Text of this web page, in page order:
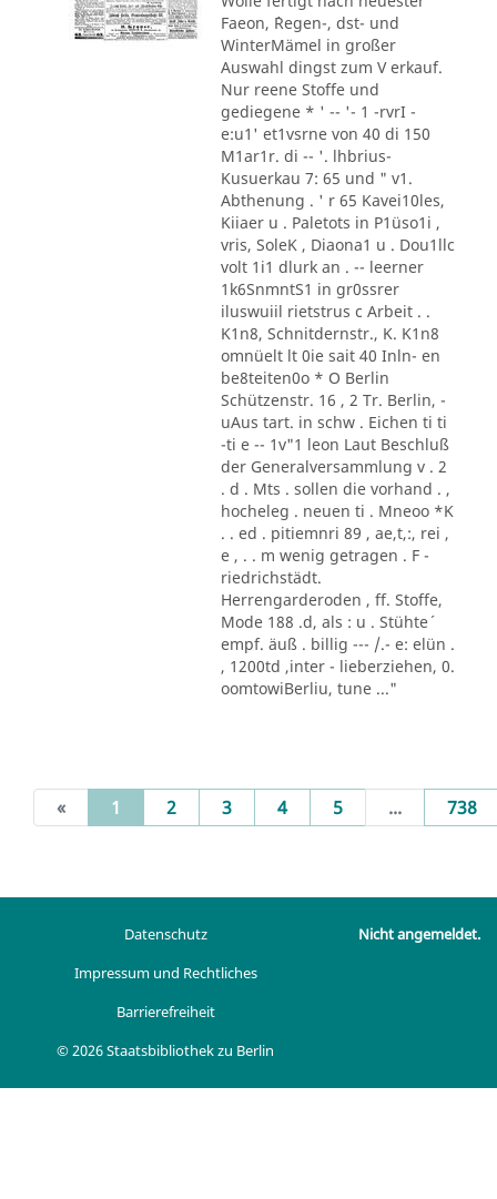
Faeon, ´Regen-, dst- und
WinterMämel in großer
Auswahl dingst zum V erkauf.
Nur reene Stoffe und
gediegene * ' -- '- 1 -rvrI -
e:u1' et1vsrne von 40 di 150
M1ar1r. di -- '. lhbrius-
Kusuerkau 7: 65 und " v1.
Abthenung . ' r 65 Kavei10les,
Kiiaer u . Paletots in P1üso1i ,
vris, SoleK , Diaona1 u . Dou1llc
volt 1i1 dlurk an . -- leerner
1k6SnmntS1 in gr0ssrer
iluswuiil rietstrus c Arbeit . .
K1n8, Schnitdernstr., K. K1n8
omnüelt lt 0ie sait 40 Inln- en
be8teiten0o * O Berlin
Schützenstr. 16 , 2 Tr. Berlin, -
uAus tart. in schw . Eichen ti ti
-ti e -- 1v"1 leon Laut Beschluß
der Generalversammlung v . 2
. d . Mts . sollen die vorhand . ,
hocheleg . neuen ti . Mneoo *K
. . ed . pitiemnri 89 , ae,t,:, rei ,
e , . . m wenig getragen . F -
riedrichstädt.
Herrengarderoden , ff. Stoffe,
Mode 188 .d, als : u . Stühte´
empf. äuß . billig --- /.- e: elün .
, 1200td ,inter - lieberziehen, 0.
oomtowiBerliu, tune ..."
« 1 (current)
2 3 4 5 ... 738
Datenschutz
Impressum und Rechtliches
Barrierefreiheit
© 2026 Staatsbibliothek zu Berlin
Nicht angemeldet.